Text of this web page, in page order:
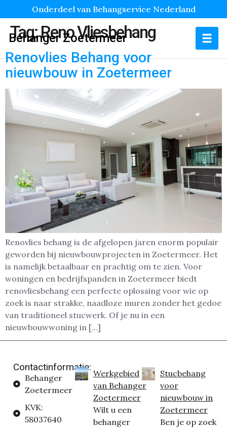
Onderdeel van Behangservice Nederland
Behanger Zoetermeer
Tag:Reno Vliesbehang
Renovlies Behang voor
nieuwbouw in Zoetermeer
Renovlies behang is de afgelopen jaren enorm populair
geworden bij nieuwbouwprojecten in Zoetermeer. Het
is namelijk betaalbaar en prachtig om te zien. Voor
woningen en bedrijfspanden in Zoetermeer biedt
renovliesbehang een perfecte oplossing voor wie op
zoek is naar strakke, naadloze muren zonder het gedoe
van traditioneel stucwerk. Of je nu in een
nieuwbouwwoning in […]
Contactinformatie:
Behanger
Zoetermeer
KVK:
58037640
Werkgebied
van Behanger
Zoetermeer
Wilt u een
behanger
Stucbehang
voor
nieuwbouw in
Zoetermeer
Ben je op zoek